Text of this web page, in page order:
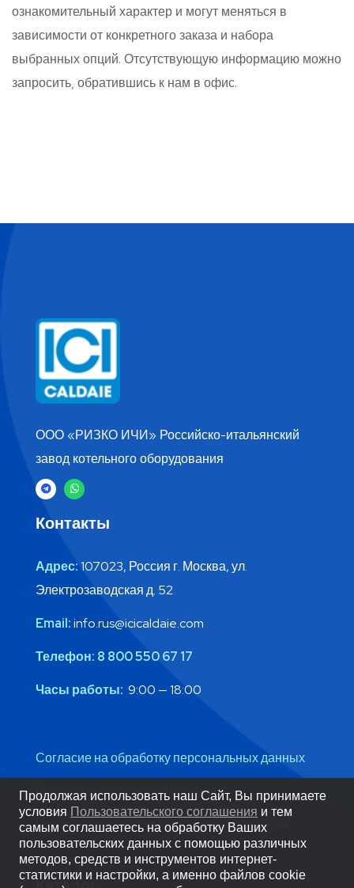
ознакомительный характер и могут меняться в
зависимости от конкретного заказа и набора
выбранных опций. Отсутствующую информацию можно
запросить, обратившись к нам в офис.
ООО «РИЗКО ИЧИ» Российско-итальянский
завод котельного оборудования
Контакты
Адрес:107023, Россия г. Москва, ул.
Электрозаводская д. 52
Email:info.rus@icicaldaie.com
Телефон: 8 800 550 67 17
Часы работы: 9:00 — 18:00
Согласие на обработку персональных данных
Пользовательское соглашение
Политика обработки персональных данных
Продолжая использовать наш Сайт, Вы принимаете
условия Пользовательского соглашения и тем
самым соглашаетесь на обработку Ваших
пользовательских данных с помощью различных
методов, средств и инструментов интернет-
статистики и настройки, а именно файлов cookie